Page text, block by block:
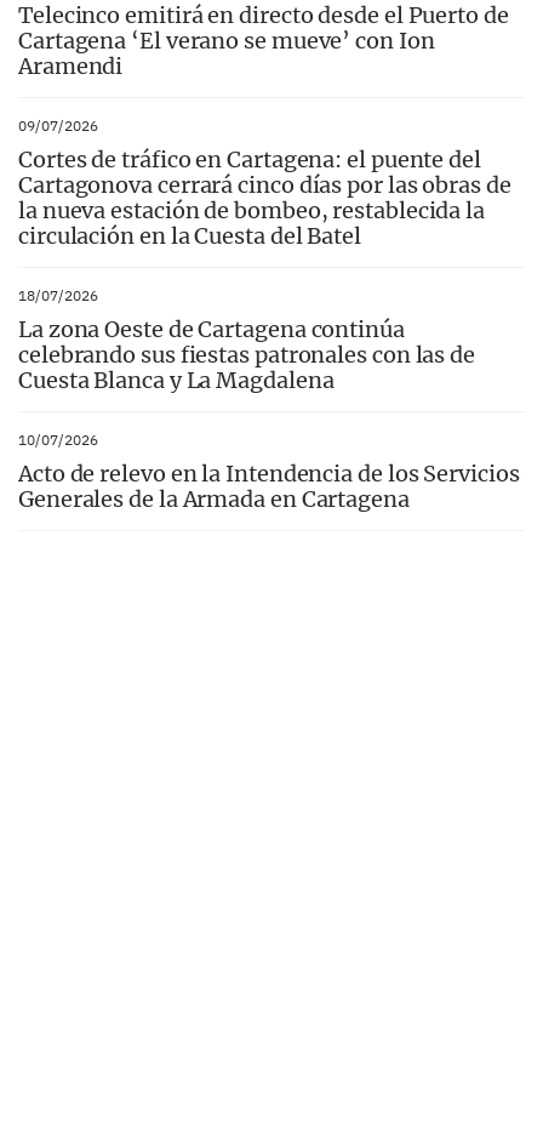
Telecinco emitirá en directo desde el Puerto de
Cartagena ‘El verano se mueve’ con Ion
Aramendi
09/07/2026
Cortes de tráfico en Cartagena: el puente del
Cartagonova cerrará cinco días por las obras de
la nueva estación de bombeo, restablecida la
circulación en la Cuesta del Batel
18/07/2026
La zona Oeste de Cartagena continúa
celebrando sus fiestas patronales con las de
Cuesta Blanca y La Magdalena
10/07/2026
Acto de relevo en la Intendencia de los Servicios
Generales de la Armada en Cartagena